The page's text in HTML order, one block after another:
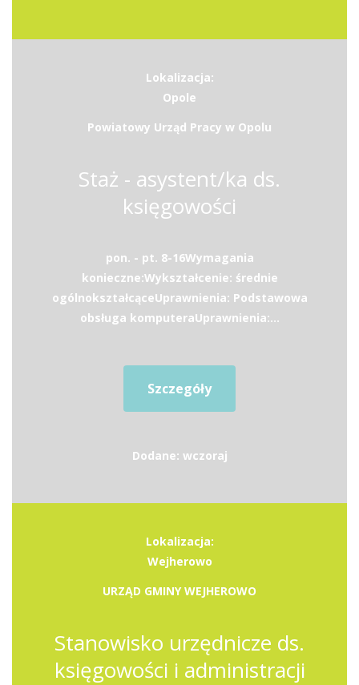
Lokalizacja:
Opole
Powiatowy Urząd Pracy w Opolu
Staż - asystent/ka ds.
księgowości
pon. - pt. 8-16Wymagania
konieczne:Wykształcenie: średnie
ogólnokształcąceUprawnienia: Podstawowa
obsługa komputeraUprawnienia:...
Szczegóły
Dodane: wczoraj
Lokalizacja:
Wejherowo
URZĄD GMINY WEJHEROWO
Stanowisko urzędnicze ds.
księgowości i administracji